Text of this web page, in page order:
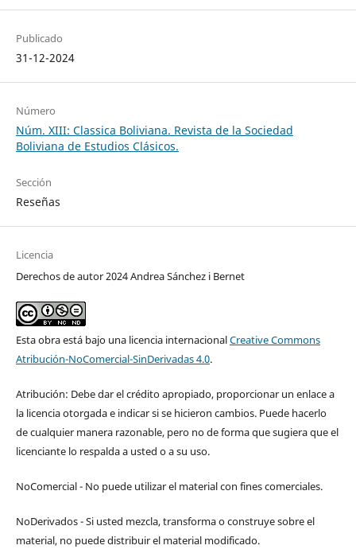
Publicado
31-12-2024
Número
Núm. XIII: Classica Boliviana. Revista de la Sociedad
Boliviana de Estudios Clásicos.
Sección
Reseñas
Licencia
Derechos de autor 2024 Andrea Sánchez i Bernet
Esta obra está bajo una licencia internacionalCreative Commons
Atribución-NoComercial-SinDerivadas 4.0.
Atribución: Debe dar el crédito apropiado, proporcionar un enlace a
la licencia otorgada e indicar si se hicieron cambios. Puede hacerlo
de cualquier manera razonable, pero no de forma que sugiera que el
licenciante lo respalda a usted o a su uso.
NoComercial - No puede utilizar el material con fines comerciales.
NoDerivados - Si usted mezcla, transforma o construye sobre el
material, no puede distribuir el material modificado.